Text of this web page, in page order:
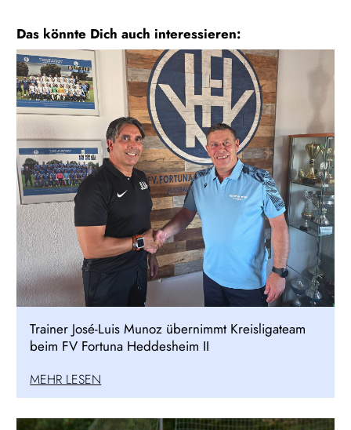
Das könnte Dich auch interessieren:
Trainer José-Luis Munoz übernimmt Kreisligateam
beim FV Fortuna Heddesheim II
MEHR LESEN